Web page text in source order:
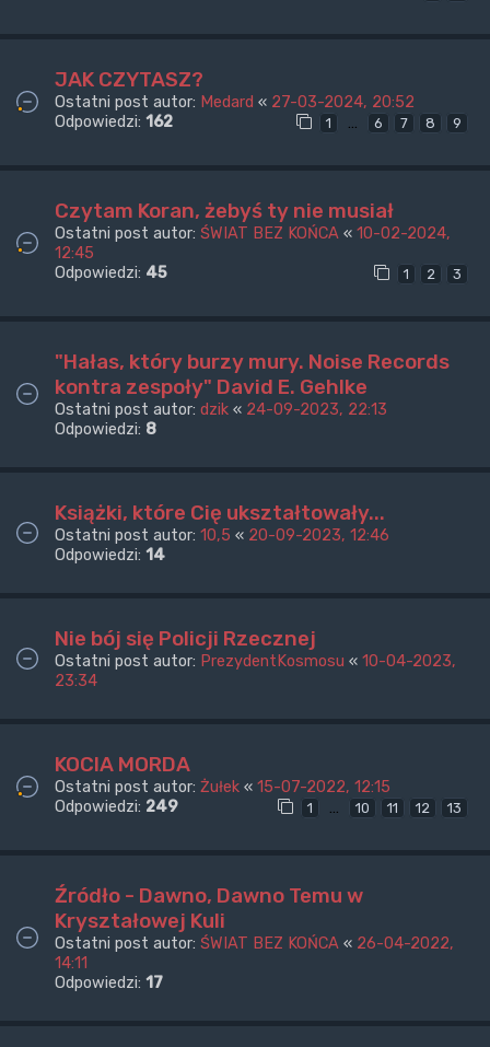
JAK CZYTASZ?
Ostatni post autor: Medard « 27-03-2024, 20:52
Odpowiedzi: 162 1 … 6 7 8 9
Czytam Koran, żebyś ty nie musiał
Ostatni post autor: ŚWIAT BEZ KOŃCA « 10-02-2024,
12:45
Odpowiedzi: 45 1 2 3
"Hałas, który burzy mury. Noise Records
kontra zespoły" David E. Gehlke
Ostatni post autor: dzik « 24-09-2023, 22:13
Odpowiedzi: 8
Książki, które Cię ukształtowały...
Ostatni post autor: 10,5 « 20-09-2023, 12:46
Odpowiedzi: 14
Nie bój się Policji Rzecznej
Ostatni post autor: PrezydentKosmosu « 10-04-2023,
23:34
KOCIA MORDA
Ostatni post autor: Żułek « 15-07-2022, 12:15
Odpowiedzi: 249 1 … 10 11 12 13
Źródło - Dawno, Dawno Temu w
Kryształowej Kuli
Ostatni post autor: ŚWIAT BEZ KOŃCA « 26-04-2022,
14:11
Odpowiedzi: 17